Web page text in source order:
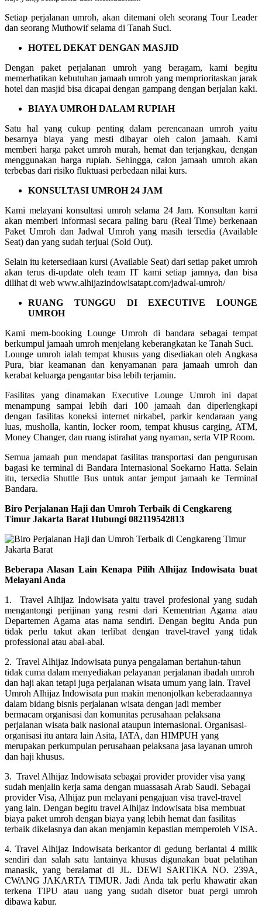
Setiap perjalanan umroh, akan ditemani oleh seorang Tour Leader
dan seorang Muthowif selama di Tanah Suci.
HOTEL DEKAT DENGAN MASJID
Dengan paket perjalanan umroh yang beragam, kami begitu
memerhatikan kebutuhan jamaah umroh yang memprioritaskan jarak
hotel dan masjid bisa dicapai dengan gampang dengan berjalan kaki.
BIAYA UMROH DALAM RUPIAH
Satu hal yang cukup penting dalam perencanaan umroh yaitu
besarnya biaya yang mesti dibayar oleh calon jamaah. Kami
memberi harga paket umroh murah, hemat dan terjangkau, dengan
menggunakan harga rupiah. Sehingga, calon jamaah umroh akan
terbebas dari risiko fluktuasi perbedaan nilai kurs.
KONSULTASI UMROH 24 JAM
Kami melayani konsultasi umroh selama 24 Jam. Konsultan kami
akan memberi informasi secara paling baru (Real Time) berkenaan
Paket Umroh dan Jadwal Umroh yang masih tersedia (Available
Seat) dan yang sudah terjual (Sold Out).
Selain itu ketersediaan kursi (Available Seat) dari setiap paket umroh
akan terus di-update oleh team IT kami setiap jamnya, dan bisa
dilihat di web www.alhijazindowisatapt.com/jadwal-umroh/
RUANG TUNGGU DI EXECUTIVE LOUNGE
UMROH
Kami mem-booking Lounge Umroh di bandara sebagai tempat
berkumpul jamaah umroh menjelang keberangkatan ke Tanah Suci.
Lounge umroh ialah tempat khusus yang disediakan oleh Angkasa
Pura, biar keamanan dan kenyamanan para jamaah umroh dan
kerabat keluarga pengantar bisa lebih terjamin.
Fasilitas yang dinamakan Executive Lounge Umroh ini dapat
menampung sampai lebih dari 100 jamaah dan diperlengkapi
dengan fasilitas koneksi internet nirkabel, parkir kendaraan yang
luas, musholla, kantin, locker room, tempat khusus carging, ATM,
Money Changer, dan ruang istirahat yang nyaman, serta VIP Room.
Semua jamaah pun mendapat fasilitas transportasi dan pengurusan
bagasi ke terminal di Bandara Internasional Soekarno Hatta. Selain
itu, tersedia Shuttle Bus untuk antar jemput jamaah ke Terminal
Bandara.
Biro Perjalanan Haji dan Umroh Terbaik di Cengkareng
Timur Jakarta Barat Hubungi 082119542813
Beberapa Alasan Lain Kenapa Pilih Alhijaz Indowisata buat
Melayani Anda
1. Travel Alhijaz Indowisata yaitu travel profesional yang sudah
mengantongi perijinan yang resmi dari Kementrian Agama atau
Departemen Agama atas nama sendiri. Dengan begitu Anda pun
tidak perlu takut akan terlibat dengan travel-travel yang tidak
professional atau abal-abal.
2. Travel Alhijaz Indowisata punya pengalaman bertahun-tahun
tidak cuma dalam menyediakan pelayanan perjalanan ibadah umroh
dan haji akan tetapi juga perjalanan wisata umum yang lain. Travel
Umroh Alhijaz Indowisata pun makin menonjolkan keberadaannya
dalam bidang bisnis perjalanan wisata dengan jadi member
bermacam organisasi dan komunitas perusahaan pelaksana
perjalanan wisata baik nasional ataupun internasional. Organisasi-
organisasi itu antara lain Asita, IATA, dan HIMPUH yang
merupakan perkumpulan perusahaan pelaksana jasa layanan umroh
dan haji khusus.
3. Travel Alhijaz Indowisata sebagai provider provider visa yang
sudah menjalin kerja sama dengan muassasah Arab Saudi. Sebagai
provider Visa, Alhijaz pun melayani pengajuan visa travel-travel
yang lain. Dengan begitu travel Alhijaz Indowisata bisa membuat
biaya paket umroh dengan biaya yang lebih hemat dan fasilitas
terbaik dikelasnya dan akan menjamin kepastian memperoleh VISA.
4. Travel Alhijaz Indowisata berkantor di gedung berlantai 4 milik
sendiri dan salah satu lantainya khusus digunakan buat pelatihan
manasik, yang beralamat di JL. DEWI SARTIKA NO. 239A,
CWANG JAKARTA TIMUR. Jadi Anda tak perlu khawatir akan
terkena TIPU atau uang yang sudah disetor buat pergi umroh
dibawa kabur.